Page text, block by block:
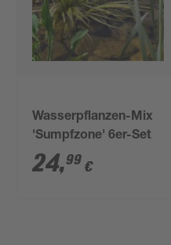
Wasserpflanzen-Mix
'Sumpfzone' 6er-Set
24,99 €